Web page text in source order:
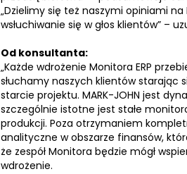
„Dzielimy się też naszymi opiniami
wsłuchiwanie się w głos klientów” –
Od konsultanta:
„Każde wdrożenie Monitora ERP
słuchamy naszych klientów starając
starcie projektu. MARK-JOHN jest
szczególnie istotne jest stałe
produkcji. Poza otrzymaniem
analityczne w obszarze finansów,
że zespół Monitora będzie mógł
wdrożenie.